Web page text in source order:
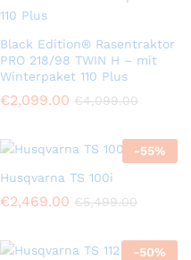
Black Edition® Rasentraktor
PRO 218/98 TWIN H – mit
Winterpaket 110 Plus
€2,099.00 €4,099.00
-55%
Husqvarna TS 100i
€2,469.00 €5,499.00
-50%